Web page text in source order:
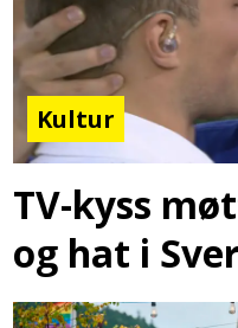
Kultur
TV-kyss
og hat i